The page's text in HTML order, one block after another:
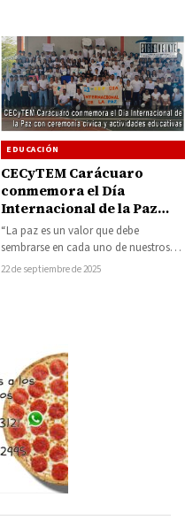
EDUCACIÓN
CECyTEM Carácuaro
conmemora el Día
Internacional de la Paz
con ceremonia cívica y
actividades educativas
“La paz es un valor que debe
sembrarse en cada uno de nuestros
estudiantes, porque de ahí parte…
22 de septiembre de 2025